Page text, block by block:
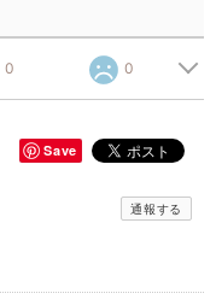
0 0
Save
通報する